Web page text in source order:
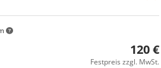
120 €
Festpreis zzgl. MwSt.